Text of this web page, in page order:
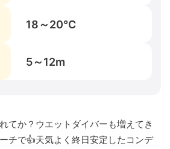
18～20℃
5～12m
てか？ウエットダイバーも増えてき
チで👍天気よく終日安定したコンデ